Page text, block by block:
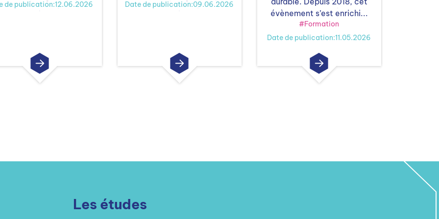
de publication:12.06.2026 Date de publication:09.06.2026
évènement s’est enrichi...
#Formation
Date de publication:11.05.2026
Les études